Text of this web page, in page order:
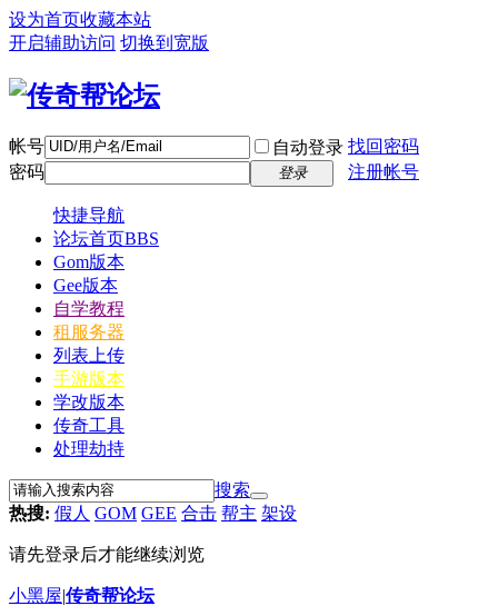
设为首页收藏本站
开启辅助访问 切换到宽版
帐号 自动登录 找回密码
密码
登录 注册帐号
快捷导航
论坛首页BBS
Gom版本
Gee版本
自学教程
租服务器
列表上传
手游版本
学改版本
传奇工具
处理劫持
搜索
热搜: 假人 GOM GEE 合击 帮主 架设
请先登录后才能继续浏览
小黑屋|传奇帮论坛